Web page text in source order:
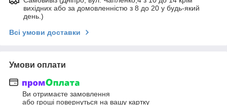
вихідних або за домовленністю з 8 до 20 у будь-який
день.)
Всі умови доставки
Умови оплати
Ви отримаєте замовлення
або гроші повернуться на вашу картку